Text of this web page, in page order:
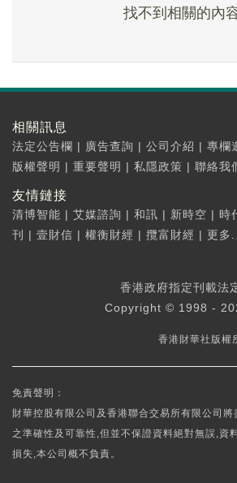
找不到相關的內
相關訊息
法定公告欄 | 廣告查詢 | 公司介紹 | 專欄
版權聲明 | 重要聲明 | 私隱政策 | 聯絡我
友情鏈接
清博智能 | 艾媒諮詢 | 和訊 | 新時空 | 時
刊
| 壹財信 | 權衡財經 | 攬富財經 | 更多
香港政府指定刊載法
Copyright © 1998 -
香港財華社版權
免責聲明：
財華控股有限公司及香港聯合交易所有限公司
之準確性及可靠性,但並不保證資料絕對無誤,資
損失,本公司概不負責。